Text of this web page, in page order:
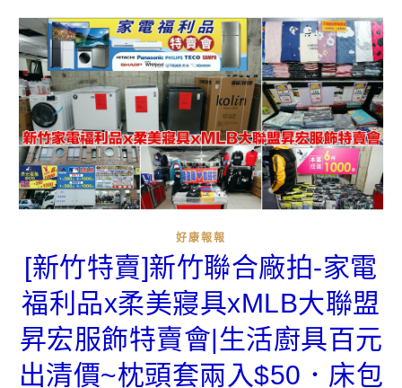
好康報報
[新竹特賣]新竹聯合廠拍-家電
福利品x柔美寢具xMLB大聯盟
昇宏服飾特賣會|生活廚具百元
出清價~枕頭套兩入$50．床包